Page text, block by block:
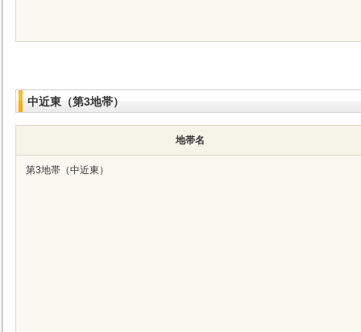
中近東（第3地帯）
地帯名
第3地帯（中近東）